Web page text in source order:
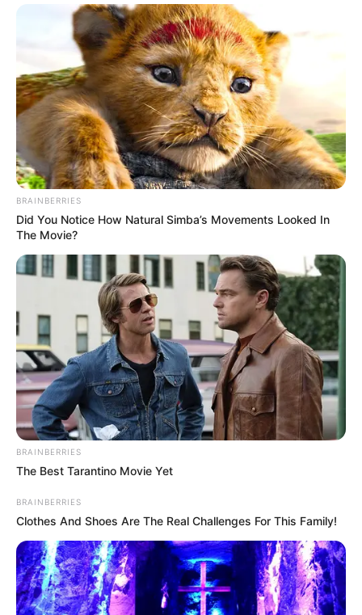
BRAINBERRIES
Did You Notice How Natural Simba’s Movements Looked In
The Movie?
BRAINBERRIES
The Best Tarantino Movie Yet
BRAINBERRIES
Clothes And Shoes Are The Real Challenges For This Family!